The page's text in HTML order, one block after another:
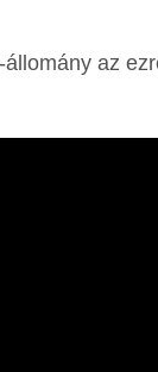
az